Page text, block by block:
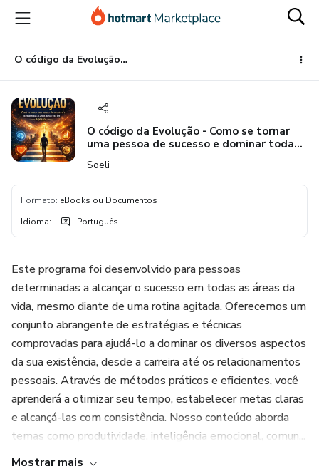
para
conteúdo
principal
para
pagamento
para
rodapé
O código da Evolução - Como se tornar uma pessoa de sucesso e dominar todas as áreas da sua vida em 5 passos.
O código da Evolução - Como se tornar
uma pessoa de sucesso e dominar todas
Soeli
Formato: eBooks ou Documentos
Idioma: Português
Este programa foi desenvolvido para pessoas
determinadas a alcançar o sucesso em todas as áreas da
vida, mesmo diante de uma rotina agitada. Oferecemos um
conjunto abrangente de estratégias e técnicas
comprovadas para ajudá-lo a dominar os diversos aspectos
da sua existência, desde a carreira até os relacionamentos
pessoais. Através de métodos práticos e eficientes, você
aprenderá a otimizar seu tempo, estabelecer metas claras
e alcançá-las com consistência. Nosso conteúdo aborda
temas como produtividade, inteligência emocional, comun...
Mostrar mais